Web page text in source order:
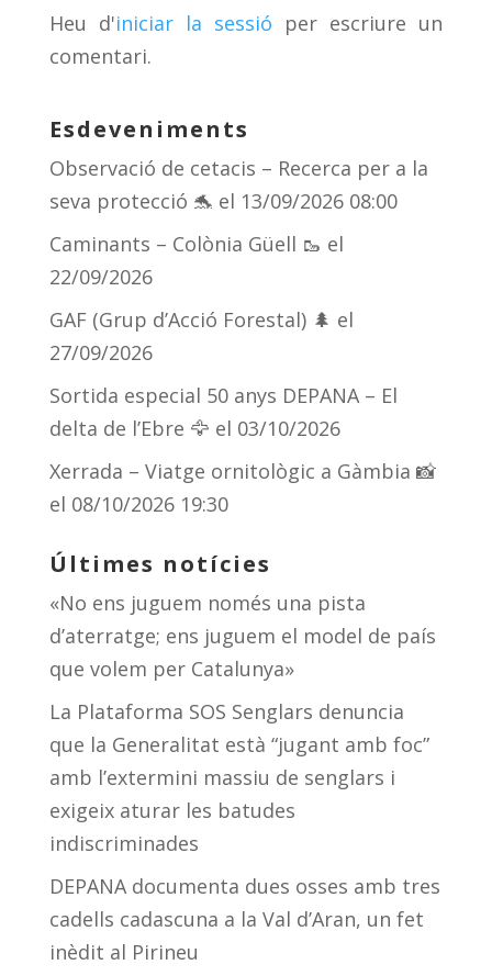
ix
Heu d'iniciar la sessió per escriure un
comentari.
Esdeveniments
Observació de cetacis – Recerca per a la
seva protecció 🐬 el 13/09/2026 08:00
Caminants – Colònia Güell 🥾 el
22/09/2026
GAF (Grup d’Acció Forestal) 🌲 el
27/09/2026
Sortida especial 50 anys DEPANA – El
delta de l’Ebre 🦅 el 03/10/2026
Xerrada – Viatge ornitològic a Gàmbia 📸
el 08/10/2026 19:30
Últimes notícies
«No ens juguem només una pista
d’aterratge; ens juguem el model de país
que volem per Catalunya»
La Plataforma SOS Senglars denuncia
que la Generalitat està “jugant amb foc”
amb l’extermini massiu de senglars i
exigeix aturar les batudes
indiscriminades
DEPANA documenta dues osses amb tres
cadells cadascuna a la Val d’Aran, un fet
inèdit al Pirineu